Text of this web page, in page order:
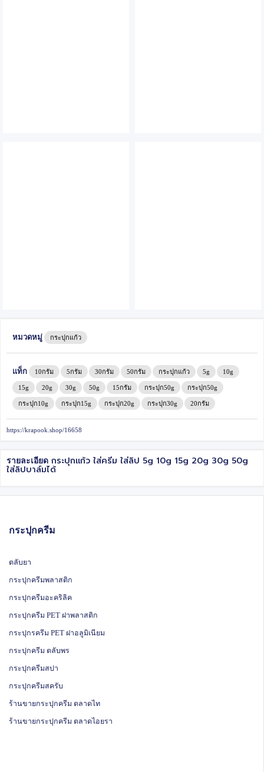
หมวดหมู่ กระปุกแก้ว
แท็ก 10กรัม 5กรัม 30กรัม 50กรัม กระปุกแก้ว 5g 10g
15g 20g 30g 50g 15กรัม กระปุก50g กระปุก50g
กระปุก10g กระปุก15g กระปุก20g กระปุก30g 20กรัม
https://krapook.shop/16658
รายละเอียด กระปุกแก้ว ใส่ครีม ใส่ลิป 5g 10g 15g 20g 30g 50g
ใส่ลิปบาล์มได้
กระปุกครีม
ตลับยา
กระปุกครีมพลาสติก
กระปุกครีมอะคริลิค
กระปุกครีม PET ฝาพลาสติก
กระปุกรครีม PET ฝาอลูมิเนียม
กระปุกครีม ตลับพร
กระปุกครีมสปา
กระปุกครีมสครับ
ร้านขายกระปุกครีม ตลาดไท
ร้านขายกระปุกครีม ตลาดไอยรา